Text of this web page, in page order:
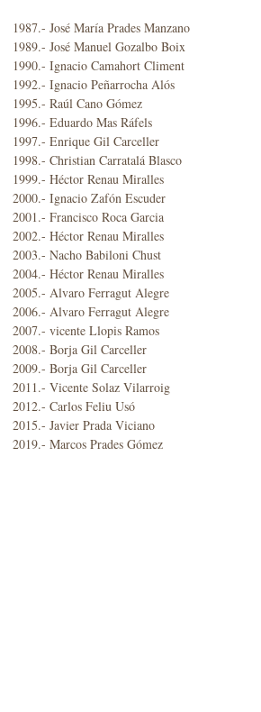
1987.- José María Prades Manzano
1989.- José Manuel Gozalbo Boix
1990.- Ignacio Camahort Climent
1992.- Ignacio Peñarrocha Alós
1995.- Raúl Cano Gómez
1996.- Eduardo Mas Ráfels
1997.- Enrique Gil Carceller
1998.- Christian Carratalá Blasco
1999.- Héctor Renau Miralles
2000.- Ignacio Zafón Escuder
2001.- Francisco Roca Garcia
2002.- Héctor Renau Miralles
2003.- Nacho Babiloni Chust
2004.- Héctor Renau Miralles
2005.- Alvaro Ferragut Alegre
2006.- Alvaro Ferragut Alegre
2007.- vicente Llopis Ramos
2008.- Borja Gil Carceller
2009.- Borja Gil Carceller
2011.- Vicente Solaz Vilarroig
2012.- Carlos Feliu Usó
2015.- Javier Prada Viciano
2019.- Marcos Prades Gómez